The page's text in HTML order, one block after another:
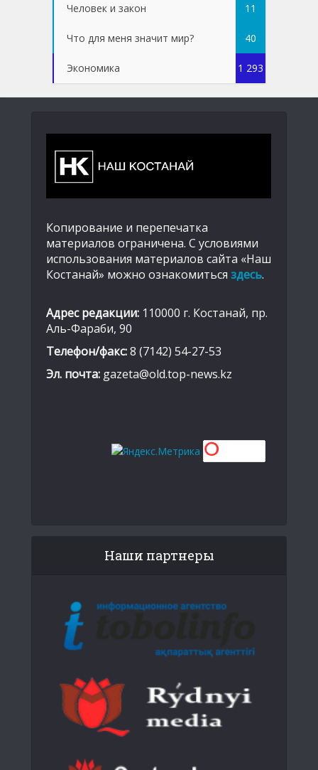
Человек и закон 11
Что для меня значит мир? 40
Экономика 1 293
Копирование и перепечатка
материалов ограничена. С условиями
использования материалов сайта «Наш
Костанай» можно ознакомиться здесь.
Адрес редакции: 110000 г. Костанай, пр.
Аль-Фараби, 90
Телефон/факс:8 (7142) 54-27-53
Эл. почта: gazeta@old.top-news.kz
Наши партнеры